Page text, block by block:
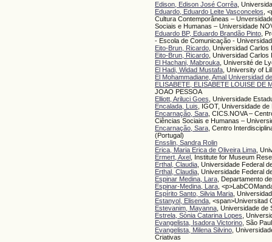
Edison, Edison José Corrêa,
Eduardo, Eduardo Leite Vasconcelos ,
Cultura Contemporâneas –
Sociais e Humanas – Universidade
Eduardo BP, Eduardo Brandão Pinto,
- Escola de Comunicação -
Eito-Brun, Ricardo, Universidad Carlos
Eito-Brun, Ricardo, Universidad Carlos
El Hachani, Mabrouka, Université de
El Hadi, Widad Mustafa, University of
El Mohammadiane, Amal Universidad
ELISABETE, ELISABETE LOUISE DE
JOAO PESSOA
Elliott, Ariluci Goes , Universidade
Encalada, Luis , IGOT, Universidade de
Encarnação, Sara, CICS.NOVA –
Ciências Sociais e Humanas –
Encarnação, Sara, Centro
(Portugal)
Ensslin, Sandra Rolin
Erica, Maria Erica de Oliveira Lima,
Ermert, Axel
, Institute for Museum
Erthal, Claudia, Universidade Federal
Erthal, Claudia, Universidade Federal
Espinar Medina, Lara, Departamento
Espinar-Medina, Lara,
Espírito Santo, Silvia Maria,
Estanyol, Elisenda, <span>Universitad
Estevanim, Mayanna, Universidade de
Estrela, Sónia Catarina Lopes ,
Evangelista, Isadora Victorino, São
Evangelista, Milena Silvino,
Criativas